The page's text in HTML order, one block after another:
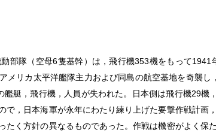
部隊（空母6隻基幹）は，飛行機353機をもって1941
メリカ太平洋艦隊主力および同島の航空基地を奇襲
艇，飛行機，人員が失われた。日本側は飛行機29機
で，日本海軍が永年にわたり練り上げた要撃作戦計画
たく方針の異なるものであった。作戦は機密がよく保